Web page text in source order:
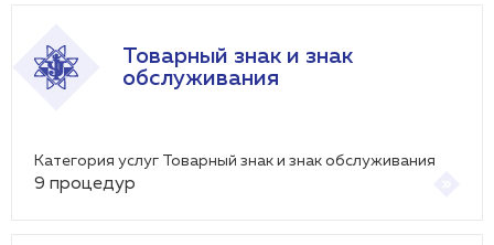
Товарный знак и знак
обслуживания
Категория услуг Товарный знак и знак обслуживания
9 процедур